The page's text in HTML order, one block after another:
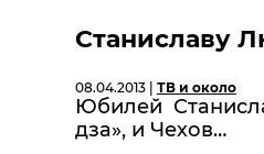
Станиславу
08.04.2013 | ТВ и около
Юбилей
дза», и Чехов…